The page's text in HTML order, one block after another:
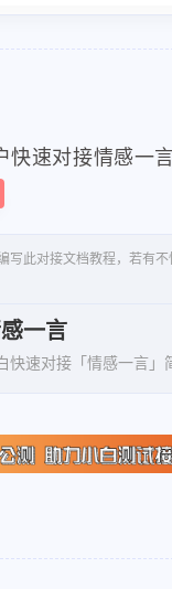
快速对接情感一言
写此对接文档教程，若有
一言
快速对接「情感一言」